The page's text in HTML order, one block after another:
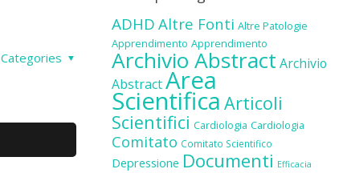
Categories
ADHD Altre Fonti Altre Patologie
Apprendimento Apprendimento
Archivio Abstract Archivio
AbstractArea
Scientifica Articoli
Scientifici Cardiologia Cardiologia
Comitato Comitato Scientifico
Depressione Documenti Efficacia